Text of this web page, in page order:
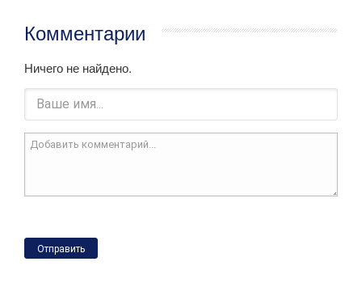
Комментарии
Ничего не найдено.
Отправить